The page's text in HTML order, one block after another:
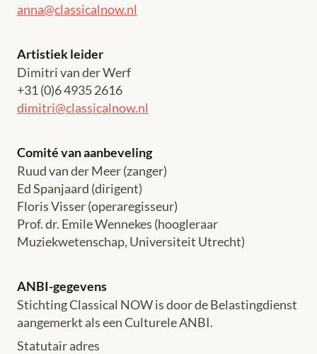
anna@classicalnow.nl
Artistiek leider
Dimitri van der Werf
+31 (0)6 4935 2616
dimitri@classicalnow.nl
Comité van aanbeveling
Ruud van der Meer (zanger)
Ed Spanjaard (dirigent)
Floris Visser (operaregisseur)
Prof. dr. Emile Wennekes (hoogleraar
Muziekwetenschap, Universiteit Utrecht)
ANBI-gegevens
Stichting Classical NOW is door de Belastingdienst
aangemerkt als een Culturele ANBI.
Statutair adres